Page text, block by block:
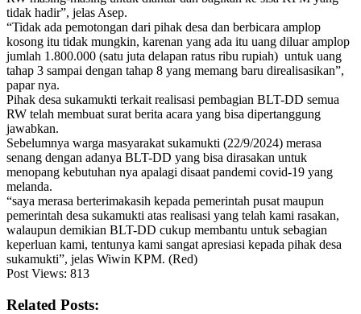
tidak hadir”, jelas Asep.
“Tidak ada pemotongan dari pihak desa dan berbicara amplop
kosong itu tidak mungkin, karenan yang ada itu uang diluar amplop
jumlah 1.800.000 (satu juta delapan ratus ribu rupiah) untuk uang
tahap 3 sampai dengan tahap 8 yang memang baru direalisasikan”,
papar nya.
Pihak desa sukamukti terkait realisasi pembagian BLT-DD semua
RW telah membuat surat berita acara yang bisa dipertanggung
jawabkan.
Sebelumnya warga masyarakat sukamukti (22/9/2024) merasa
senang dengan adanya BLT-DD yang bisa dirasakan untuk
menopang kebutuhan nya apalagi disaat pandemi covid-19 yang
melanda.
“saya merasa berterimakasih kepada pemerintah pusat maupun
pemerintah desa sukamukti atas realisasi yang telah kami rasakan,
walaupun demikian BLT-DD cukup membantu untuk sebagian
keperluan kami, tentunya kami sangat apresiasi kepada pihak desa
sukamukti”, jelas Wiwin KPM. (Red)
Post Views: 813
Related Posts: